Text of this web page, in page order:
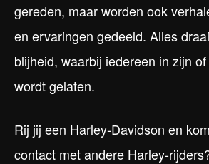
gereden, maar worden ook
en ervaringen gedeeld. Alles
blijheid, waarbij iedereen in zijn
wordt gelaten.
Rij jij een Harley-Davidson en
contact met andere Harley-